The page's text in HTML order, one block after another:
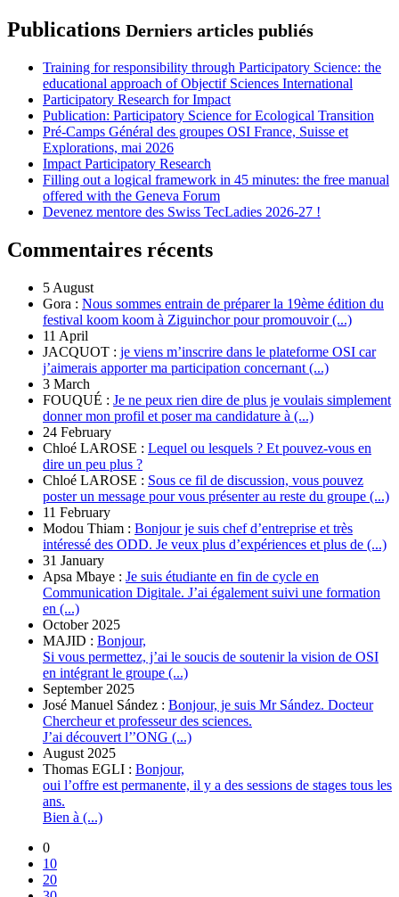
Publications Derniers articles publiés
Training for responsibility through Participatory Science: the
educational approach of Objectif Sciences International
Participatory Research for Impact
Publication: Participatory Science for Ecological Transition
Pré-Camps Général des groupes OSI France, Suisse et
Explorations, mai 2026
Impact Participatory Research
Filling out a logical framework in 45 minutes: the free manual
offered with the Geneva Forum
Devenez mentore des Swiss TecLadies 2026-27 !
Commentaires récents
5 August
Gora : Nous sommes entrain de préparer la 19ème édition du
festival koom koom à Ziguinchor pour promouvoir (...)
11 April
JACQUOT : je viens m’inscrire dans le plateforme OSI car
j’aimerais apporter ma participation concernant (...)
3 March
FOUQUÉ : Je ne peux rien dire de plus je voulais simplement
donner mon profil et poser ma candidature à (...)
24 February
Chloé LAROSE : Lequel ou lesquels ? Et pouvez-vous en
dire un peu plus ?
Chloé LAROSE : Sous ce fil de discussion, vous pouvez
poster un message pour vous présenter au reste du groupe (...)
11 February
Modou Thiam : Bonjour je suis chef d’entreprise et très
intéressé des ODD. Je veux plus d’expériences et plus de (...)
31 January
Apsa Mbaye : Je suis étudiante en fin de cycle en
Communication Digitale. J’ai également suivi une formation
en (...)
October 2025
MAJID : Bonjour,
Si vous permettez, j’ai le soucis de soutenir la vision de OSI
en intégrant le groupe (...)
September 2025
José Manuel Sández : Bonjour, je suis Mr Sández. Docteur
Chercheur et professeur des sciences.
J’ai découvert l’’ONG (...)
August 2025
Thomas EGLI : Bonjour,
oui l’offre est permanente, il y a des sessions de stages tous les
ans.
Bien à (...)
0
10
20